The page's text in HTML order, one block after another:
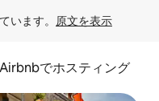
います。 原文を表示
Airbnbでホスティング